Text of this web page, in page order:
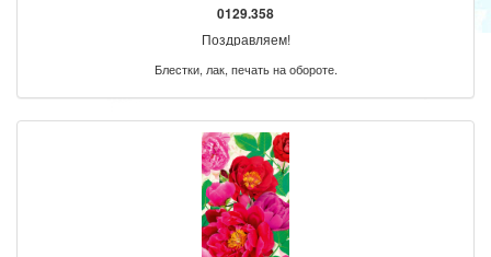
0129.358
Поздравляем!
Блестки, лак, печать на обороте.